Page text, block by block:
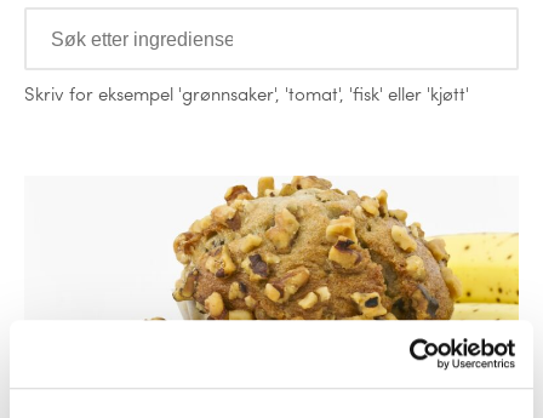
Ingredienser
Skriv for eksempel 'grønnsaker', 'tomat', 'fisk' eller 'kjøtt'